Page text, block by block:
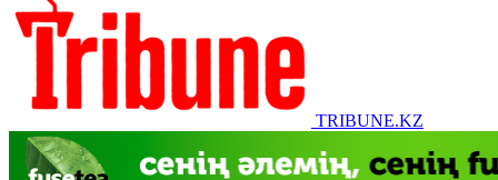
TRIBUNE.KZ